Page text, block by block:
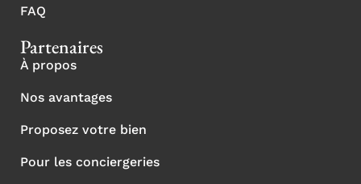
FAQ
Partenaires
À propos
Nos avantages
Proposez votre bien
Pour les conciergeries